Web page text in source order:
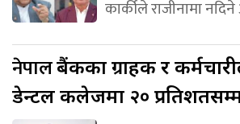
कार्कीले राजीनामा
नेपालबैंकका ग्राहक र
डेन्टल कलेजमा २०